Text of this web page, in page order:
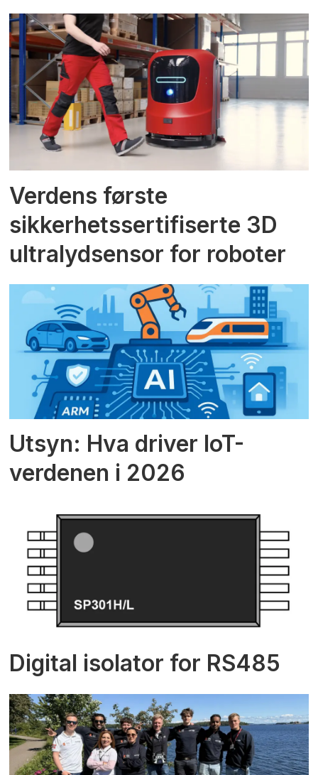
Verdens første
sikkerhetssertifiserte 3D
ultralydsensor for roboter
Utsyn: Hva driver IoT-
verdenen i 2026
Digital isolator for RS485